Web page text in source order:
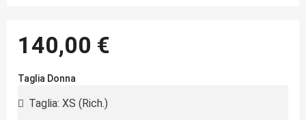
140,00 €
Taglia Donna